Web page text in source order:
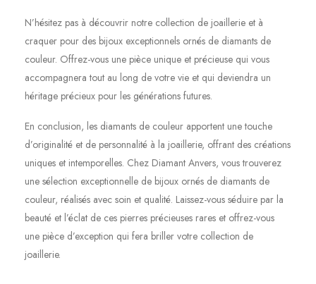
N’hésitez pas à découvrir notre collection de joaillerie et à
craquer pour des bijoux exceptionnels ornés de diamants de
couleur. Offrez-vous une pièce unique et précieuse qui vous
accompagnera tout au long de votre vie et qui deviendra un
héritage précieux pour les générations futures.
En conclusion, les diamants de couleur apportent une touche
d’originalité et de personnalité à la joaillerie, offrant des créations
uniques et intemporelles. Chez Diamant Anvers, vous trouverez
une sélection exceptionnelle de bijoux ornés de diamants de
couleur, réalisés avec soin et qualité. Laissez-vous séduire par la
beauté et l’éclat de ces pierres précieuses rares et offrez-vous
une pièce d’exception qui fera briller votre collection de
joaillerie.